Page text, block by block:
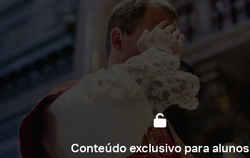
Conteúdo exclusivo para alunos